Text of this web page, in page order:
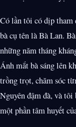
Có lần tôi có dịp tham
bà cụ tên là Bà Lan.
những năm tháng
Ánh mắt bà sáng lên
trồng trọt, chăm sóc
Nguyên đậm đà, và
một phần tâm huyết